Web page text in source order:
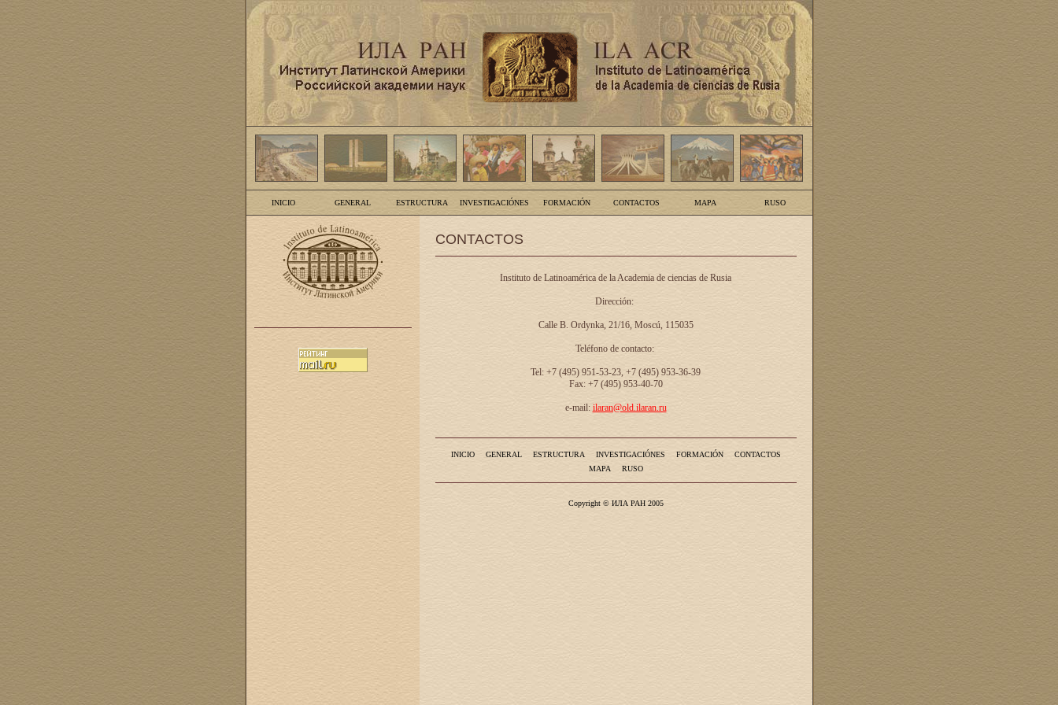
INICIO GENERAL ESTRUCTURA INVESTIGACIÓNES FORMACIÓN CONTACTOS MAPA RUSO
CONTACTOS
Instituto de Latinoamérica de la Academia de ciencias de Rusia
Dirección:
Calle B. Ordynka, 21/16, Moscú, 115035
Teléfono de contacto:
Tel: +7 (495) 951-53-23, +7 (495) 953-36-39
Fax: +7 (495) 953-40-70
e-mail: ilaran@old.ilaran.ru
INICIO GENERAL ESTRUCTURA INVESTIGACIÓNES FORMACIÓN
CONTACTOS
MAPA
RUSO
Copyright © ИЛА РАН 2005